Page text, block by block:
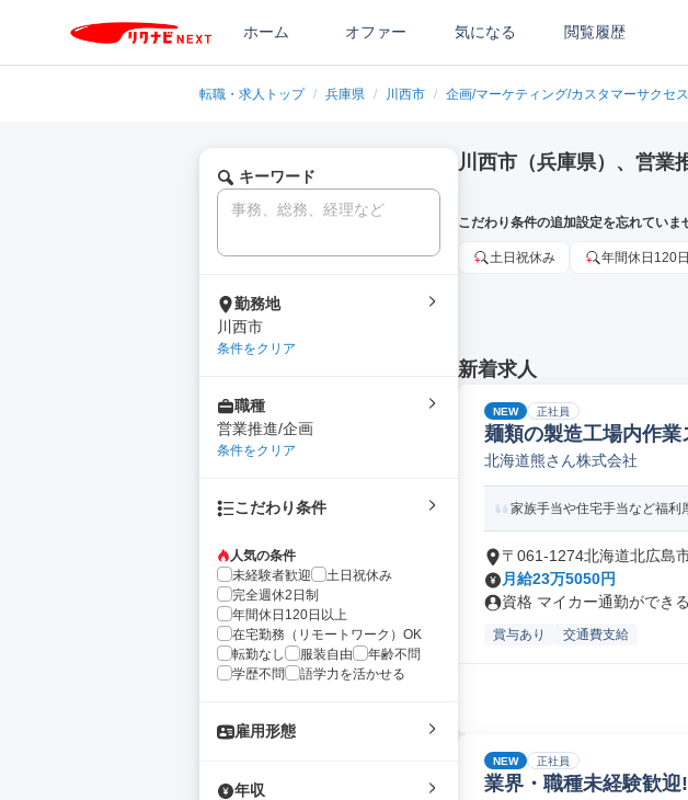
ホーム オファー 気になる 閲覧履歴
転職・求人トップ / 兵庫県 / 川西市 / 企画/マーケティング/カスタマーサクセ
キーワード
勤務地
川西市
条件をクリア
職種
営業推進/企画
条件をクリア
こだわり条件
人気の条件
未経験者歓迎
土日祝休み
完全週休2日制
年間休日120日以上
在宅勤務（リモートワーク）OK
転勤なし
服装自由
年齢不問
学歴不問
語学力を活かせる
雇用形態
年収
川西市（兵庫県）、営業
こだわり条件の追加設定を忘れていま
土日祝休み 年間休日120
新着求人
NEW 正社員
麺類の製造工場内作業
北海道熊さん株式会社
家族手当や住宅手当など福利
〒061-1274北海道北広島
月給23万5050円
資格 マイカー通勤ができ
賞与あり 交通費支給
NEW 正社員
業界・職種未経験歓